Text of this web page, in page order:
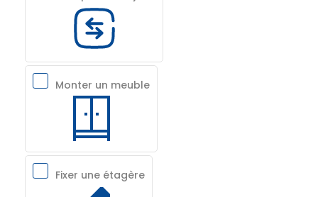
Monter un meuble
Fixer une étagère